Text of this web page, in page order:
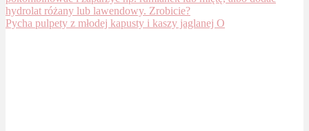
Pycha pulpety z młodej kapusty i kaszy jaglanej O